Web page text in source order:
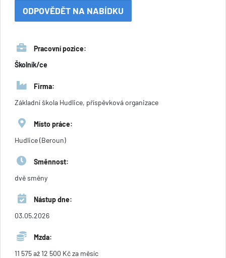
ODPOVĚDĚT NA NABÍDKU
Pracovní pozice:
Školník/ce
Firma:
Základní škola Hudlice, příspěvková organizace
Místo práce:
Hudlice (Beroun)
Směnnost:
dvě směny
Nástup dne:
03.05.2026
Mzda:
11 575 až 12 500 Kč za měsíc